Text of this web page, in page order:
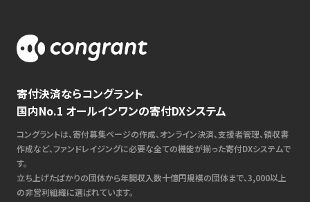
寄付決済ならコングラント
国内No.1 オールインワンの寄付DXシステム
コングラントは、寄付募集ページの作成、オンライン決済、支援者管理、領収書
作成など、ファンドレイジングに必要な全ての機能が揃った寄付DXシステムで
す。
立ち上げたばかりの団体から年間収入数十億円規模の団体まで、3,000以上
の非営利組織に選ばれています。